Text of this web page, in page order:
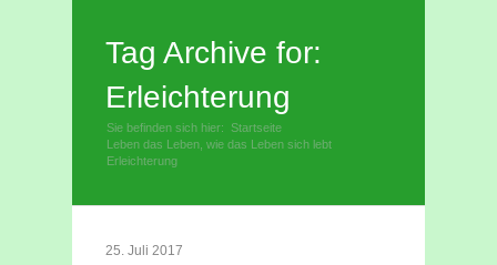
Tag Archive for:
Erleichterung
Sie befinden sich hier: Startseite
Leben das Leben, wie das Leben sich lebt
Erleichterung
25. Juli 2017